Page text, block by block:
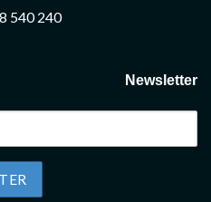
540 240
Newsletter